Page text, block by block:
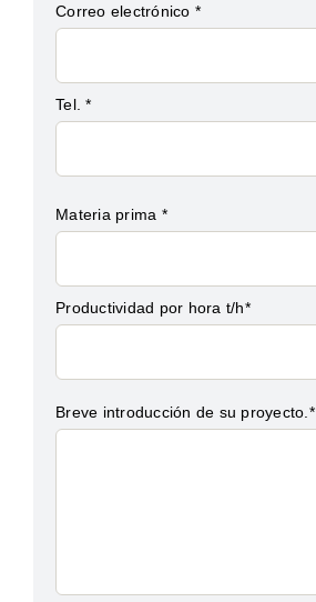
Correo electrónico *
Tel. *
Materia prima *
Productividad por hora t/h*
Breve introducción de su proyecto.*